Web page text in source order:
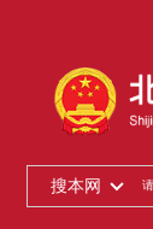
搜本网